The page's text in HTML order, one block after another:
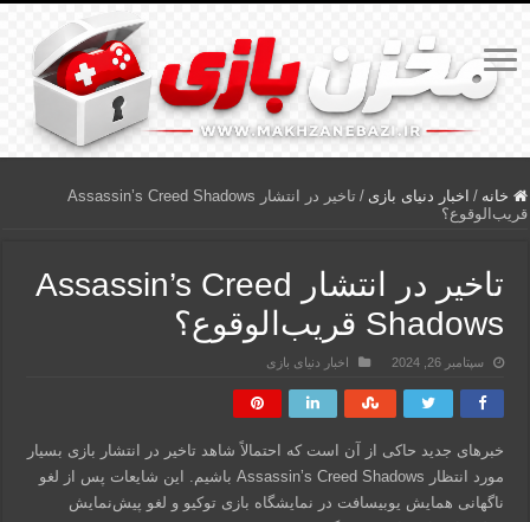
خانه / اخبار دنیای بازی /
تاخیر در انتشار Assassin’s Creed Shadows
قریب‌الوقوع؟
تاخیر در انتشار Assassin’s Creed
Shadows قریب‌الوقوع؟
سپتامبر 26, 2024 اخبار دنیای بازی
خبرهای جدید حاکی از آن است که احتمالاً شاهد تاخیر در انتشار بازی بسیار
مورد انتظار Assassin’s Creed Shadows باشیم. این شایعات پس از لغو
ناگهانی همایش یوبیسافت در نمایشگاه بازی توکیو و لغو پیش‌نمایش